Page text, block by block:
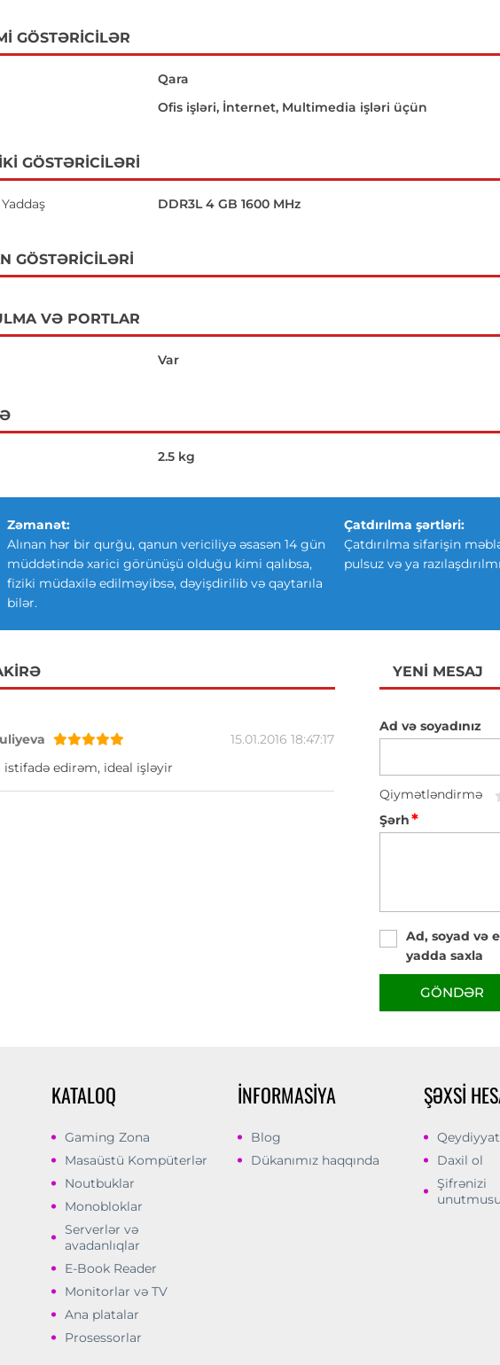
GÖSTƏRICILƏR
Qara
Ofis işləri, İnternet, Multimedia işləri üçün
GÖSTƏRICILƏRI
DDR3L 4 GB 1600 MHz
GÖSTƏRICILƏRI
VƏ PORTLAR
Var
2.5 kg
Zəmanət:
Alınan hər bir qurğu, qanun vericiliyə əsasən 14 gün
müddətində xarici görünüşü olduğu kimi qalıbsa,
fiziki müdaxilə edilməyibsə, dəyişdirilib və qaytarıla
bilər.
Çatdırılma şərtləri:
Çatdırılma sifarişin
pulsuz və ya
15.01.2016 18:47:17
istifadə edirəm, ideal işləyir
YENI MESAJ
Ad və soyadınız
Qiymətləndirmə
Şərh*
Ad, soyad və
yadda saxla
GÖNDƏR
KATALOQ
Gaming Zona
Masaüstü Kompüterlər
Noutbuklar
Monobloklar
Serverlər və
avadanlıqlar
E-Book Reader
Monitorlar və TV
Ana platalar
Prosessorlar
İNFORMASIYA
Blog
Dükanımız haqqında
ŞƏXSI
Qeydiyyat
Daxil ol
Şifrənizi